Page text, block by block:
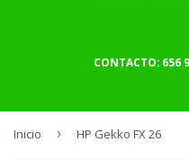
CONTACTO: 656
Inicio › HP Gekko FX 26